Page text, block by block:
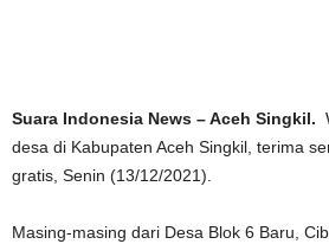
Suara Indonesia News – Aceh Singkil.
desa di Kabupaten Aceh Singkil, terima
gratis, Senin (13/12/2021).
Masing-masing dari Desa Blok 6 Baru,